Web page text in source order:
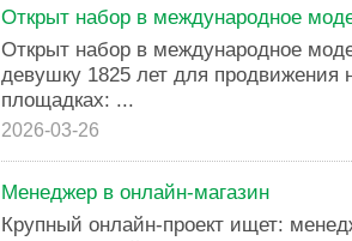
Открыт набор в международное
Открыт набор в международное
девушку 1825 лет для продвижения
площадках: ...
2026-03-26
Менеджер в онлайн-магазин
Крупный онлайн-проект ищет: